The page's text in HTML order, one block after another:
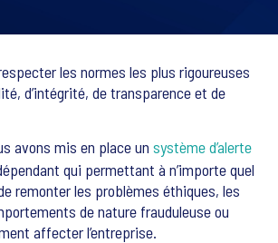
les normes les plus rigoureuses
d’intégrité, de transparence et de
avons mis en place un système d’alerte
qui permettant à n’importe quel
remonter les problèmes éthiques, les
de nature frauduleuse ou
affecter l’entreprise.